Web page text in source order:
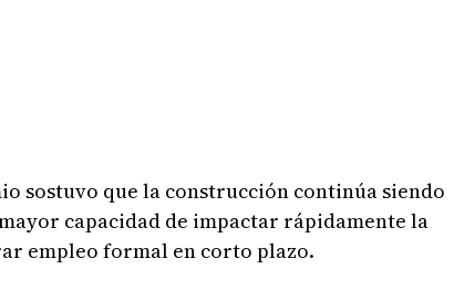
sostuvo que la construcción continúa siendo
capacidad de impactar rápidamente la
empleo formal en corto plazo.